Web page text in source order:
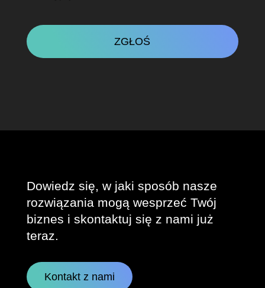
Dowiedz się, w jaki sposób nasze
rozwiązania mogą wesprzeć Twój
biznes i skontaktuj się z nami już
teraz.
Kontakt z nami